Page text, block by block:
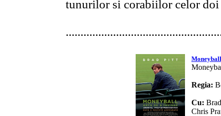
tunurilor si corabiilor celor
Moneyball
Regia:
Cu:
Chris